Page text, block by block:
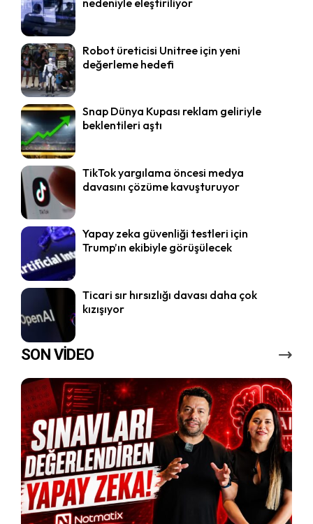
Robot üreticisi Unitree için yeni
değerleme hedefi
Snap Dünya Kupası reklam geliriyle
beklentileri aştı
TikTok yargılama öncesi medya
davasını çözüme kavuşturuyor
Yapay zeka güvenliği testleri için
Trump’ın ekibiyle görüşülecek
Ticari sır hırsızlığı davası daha çok
kızışıyor
SON VİDEO